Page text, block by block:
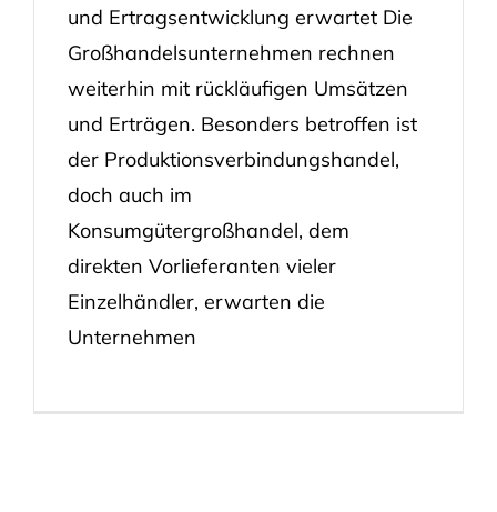
und Ertragsentwicklung erwartet Die
Großhandelsunternehmen rechnen
weiterhin mit rückläufigen Umsätzen
und Erträgen. Besonders betroffen ist
der Produktionsverbindungshandel,
doch auch im
Konsumgütergroßhandel, dem
direkten Vorlieferanten vieler
Einzelhändler, erwarten die
Unternehmen